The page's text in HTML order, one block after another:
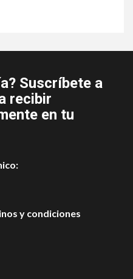
Suscríbete a
recibir
en tu
y condiciones